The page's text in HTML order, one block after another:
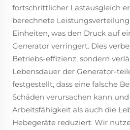
fortschrittlicher Lastausgleich
berechnete
Einheiten, was den Druck auf
Generator verringert. Dies
Betriebs-effizienz, sondern
Lebensdauer der Generator-
festgestellt, dass eine falsche
Schäden verursachen kann
Arbeitsfähigkeit als auch die
Hebegeräte reduziert. Wir